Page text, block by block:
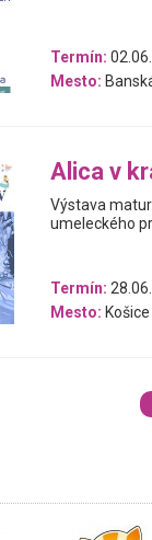
Termín:
Mesto:
Alica v
Výstava
umeleckého
Termín:
Mesto: Košice